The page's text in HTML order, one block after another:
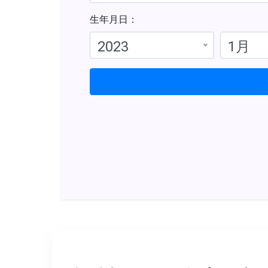
生年月日：
2023 1月